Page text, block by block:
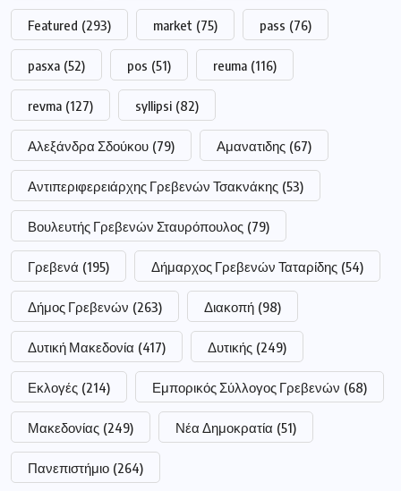
Featured (293) market (75) pass (76)
pasxa (52) pos (51) reuma (116)
revma (127) syllipsi (82)
Αλεξάνδρα Σδούκου (79) Αμανατιδης (67)
Αντιπεριφερειάρχης Γρεβενών Τσακνάκης (53)
Βουλευτής Γρεβενών Σταυρόπουλος (79)
Γρεβενά (195) Δήμαρχος Γρεβενών Ταταρίδης (54)
Δήμος Γρεβενών (263) Διακοπή (98)
Δυτική Μακεδονία (417) Δυτικής (249)
Εκλογές (214) Εμπορικός Σύλλογος Γρεβενών (68)
Μακεδονίας (249) Νέα Δημοκρατία (51)
Πανεπιστήμιο (264)